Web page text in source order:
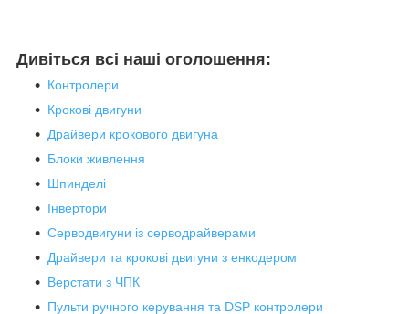
Дивіться всі наші оголошення:
Контролери
Крокові двигуни
Драйвери крокового двигуна
Блоки живлення
Шпинделі
Інвертори
Серводвигуни із серводрайверами
Драйвери та крокові двигуни з енкодером
Верстати з ЧПК
Пульти ручного керування та DSP контролери